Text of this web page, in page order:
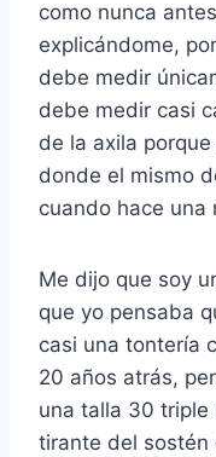
como nunca
explicándome,
debe medir
debe medir casi
de la axila
donde el mismo
cuando hace una
Me dijo que soy
que yo pensaba
casi una tontería
20 años atrás,
una talla 30 triple
tirante del sostén